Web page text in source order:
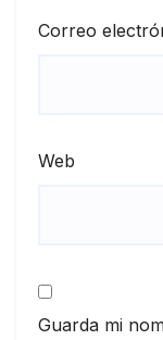
Correo
Web
Guarda mi